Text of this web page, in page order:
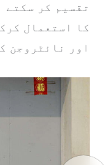
تقسیم کر سکتے
کا استعمال
اور نائٹروجن